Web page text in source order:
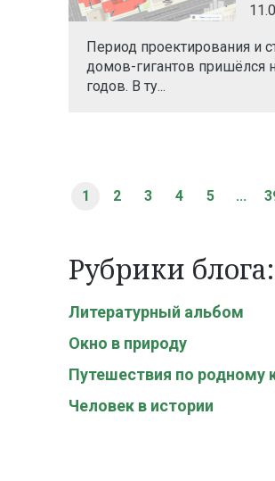
Период проектирования и
домов-гигантов пришёлся
годов. В ту...
1 2 3 4 5 ...
Рубрики блога:
Литературный альбом
Окно в природу
Путешествия по родному
Человек в истории